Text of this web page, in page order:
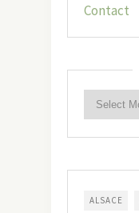
Contact
ALSACE